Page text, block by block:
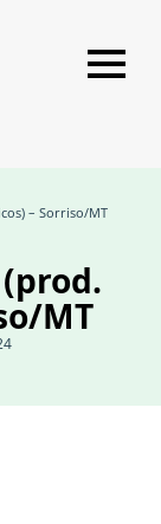
– Sorriso/MT
MT